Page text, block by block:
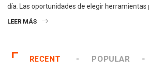
día. Las oportunidades de elegir
LEER MÁS
RECENT POPULAR